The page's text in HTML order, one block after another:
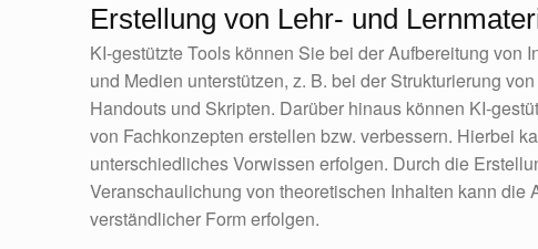
Erstellung von Lehr- und
KI-gestützte Tools können Sie bei der Aufbereitung von
und Medien unterstützen, z. B. bei der Strukturierung
Handouts und Skripten. Darüber hinaus können KI-
von Fachkonzepten erstellen bzw. verbessern. Hierbei
unterschiedliches Vorwissen erfolgen. Durch die
Veranschaulichung von theoretischen Inhalten kann die
verständlicher Form erfolgen.